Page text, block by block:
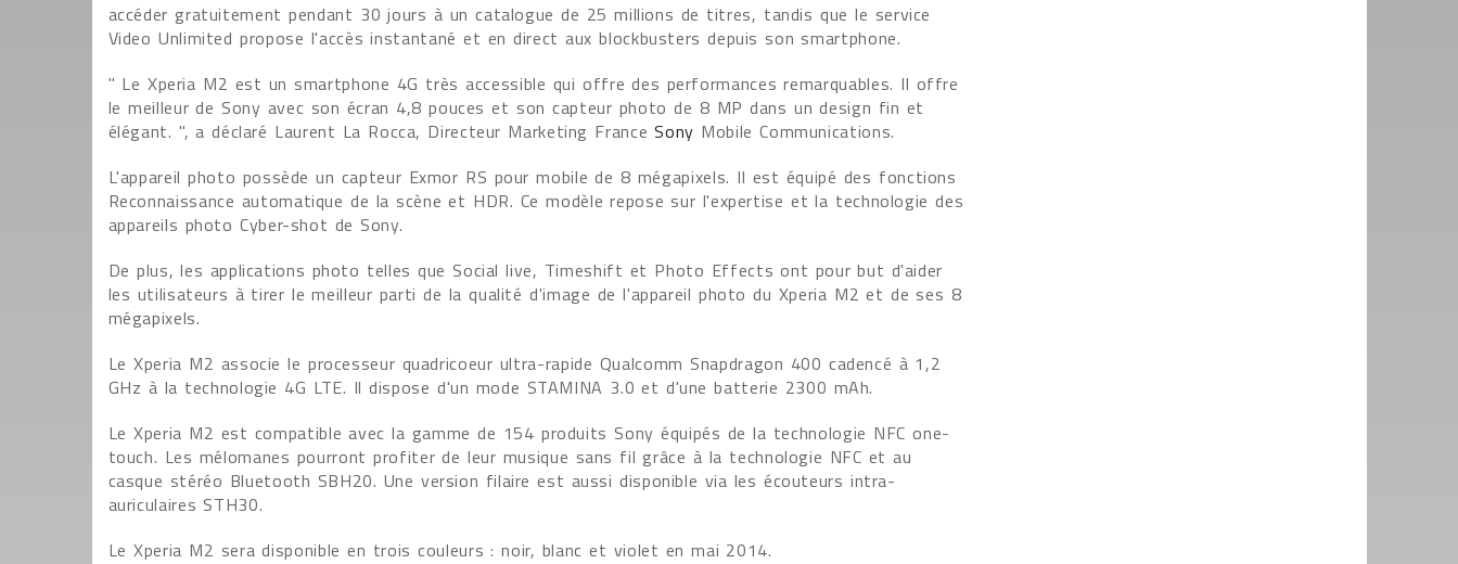
accéder gratuitement pendant 30 jours à un catalogue de 25 millions de titres, tandis que le service
Video Unlimited propose l'accès instantané et en direct aux blockbusters depuis son smartphone.
" Le Xperia M2 est un smartphone 4G très accessible qui offre des performances remarquables. Il offre
le meilleur de Sony avec son écran 4,8 pouces et son capteur photo de 8 MP dans un design fin et
élégant. ", a déclaré Laurent La Rocca, Directeur Marketing FranceSony Mobile Communications.
L'appareil photo possède un capteur Exmor RS pour mobile de 8 mégapixels. Il est équipé des fonctions
Reconnaissance automatique de la scène et HDR. Ce modèle repose sur l'expertise et la technologie des
appareils photo Cyber-shot de Sony.
De plus, les applications photo telles que Social live, Timeshift et Photo Effects ont pour but d'aider
les utilisateurs à tirer le meilleur parti de la qualité d'image de l'appareil photo du Xperia M2 et de ses 8
mégapixels.
Le Xperia M2 associe le processeur quadricoeur ultra-rapide Qualcomm Snapdragon 400 cadencé à 1,2
GHz à la technologie 4G LTE. Il dispose d'un mode STAMINA 3.0 et d'une batterie 2300 mAh.
Le Xperia M2 est compatible avec la gamme de 154 produits Sony équipés de la technologie NFC one-
touch. Les mélomanes pourront profiter de leur musique sans fil grâce à la technologie NFC et au
casque stéréo Bluetooth SBH20. Une version filaire est aussi disponible via les écouteurs intra-
auriculaires STH30.
Le Xperia M2 sera disponible en trois couleurs : noir, blanc et violet en mai 2014.